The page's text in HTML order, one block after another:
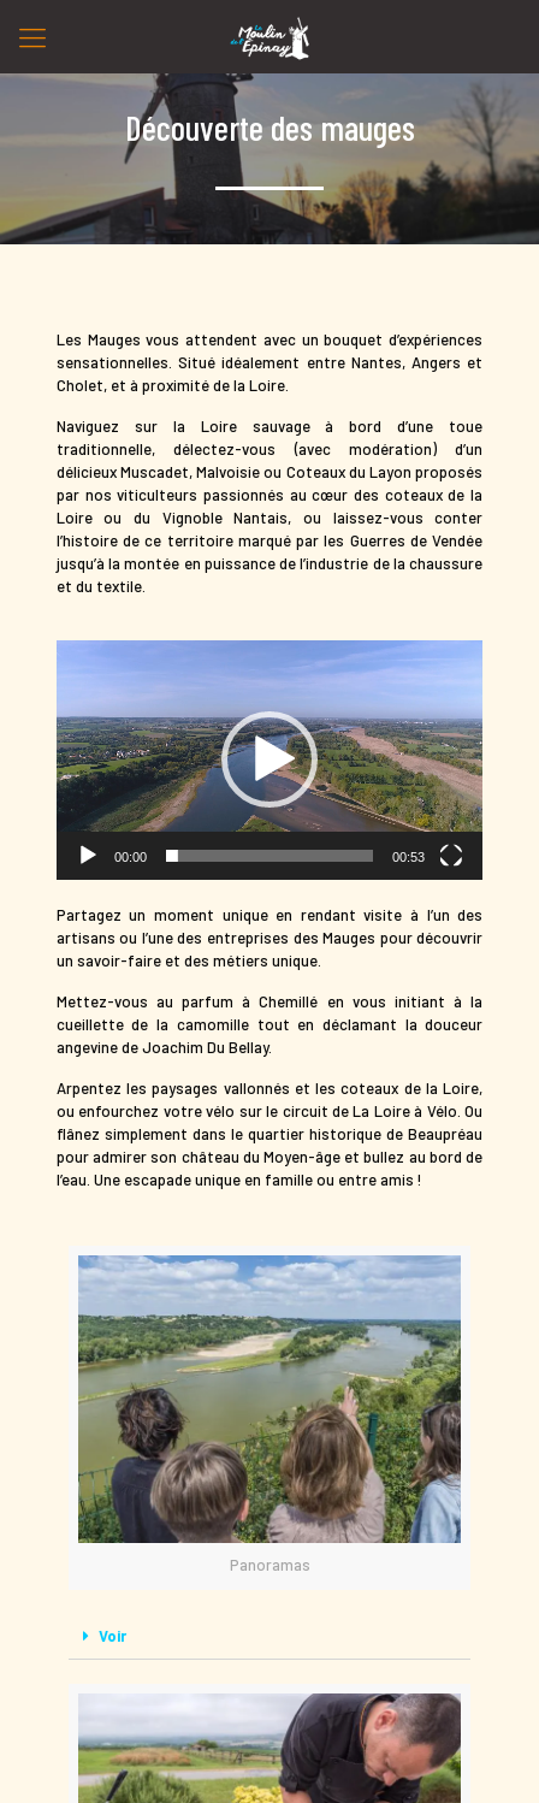
Découverte des mauges
Les Mauges vous attendent avec un bouquet d’expériences
sensationnelles. Situé idéalement entre Nantes, Angers et
Cholet, et à proximité de la Loire.
Naviguez sur la Loire sauvage à bord d’une toue
traditionnelle, délectez-vous (avec modération) d’un
délicieux Muscadet, Malvoisie ou Coteaux du Layon proposés
par nos viticulteurs passionnés au cœur des coteaux de la
Loire ou du Vignoble Nantais, ou laissez-vous conter
l’histoire de ce territoire marqué par les Guerres de Vendée
jusqu’à la montée en puissance de l’industrie de la chaussure
et du textile.
00:00 00:53
Partagez un moment unique en rendant visite à l’un des
artisans ou l’une des entreprises des Mauges pour découvrir
un savoir-faire et des métiers unique.
Mettez-vous au parfum à Chemillé en vous initiant à la
cueillette de la camomille tout en déclamant la douceur
angevine de Joachim Du Bellay.
Arpentez les paysages vallonnés et les coteaux de la Loire,
ou enfourchez votre vélo sur le circuit de La Loire à Vélo. Ou
flânez simplement dans le quartier historique de Beaupréau
pour admirer son château du Moyen-âge et bullez au bord de
l’eau. Une escapade unique en famille ou entre amis !
Panoramas
Voir